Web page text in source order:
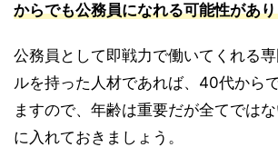
からでも公務員になれる可能性があ
公務員として即戦力で働いてくれる
ルを持った人材であれば、40代から
ますので、年齢は重要だが全てでは
に入れておきましょう。